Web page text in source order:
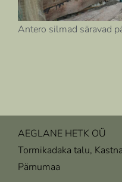
Antero silmad säravad
AEGLANE HETK OÜ
Tormikadaka talu,
Pärnumaa